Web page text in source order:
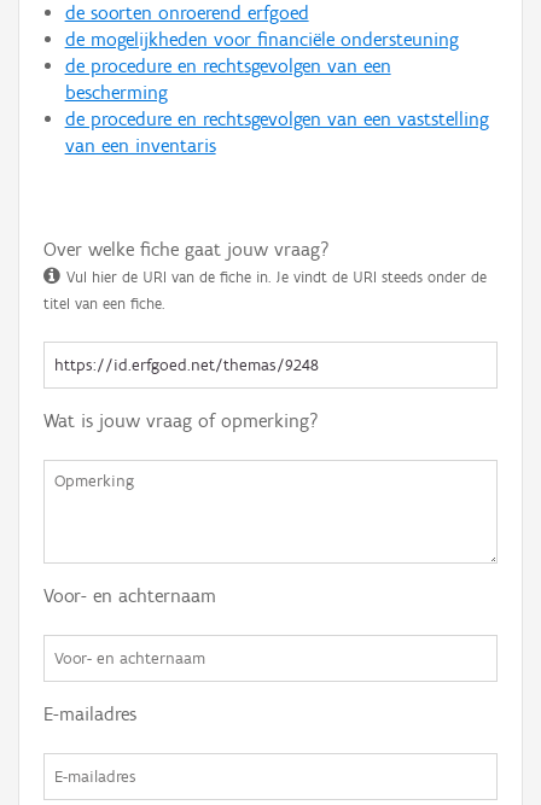
de soorten onroerend erfgoed
de mogelijkheden voor financiële ondersteuning
de procedure en rechtsgevolgen van een
bescherming
de procedure en rechtsgevolgen van een vaststelling
van een inventaris
Over welke fiche gaat jouw vraag?
Vul hier de URI van de fiche in. Je vindt de URI steeds onder de
titel van een fiche.
Wat is jouw vraag of opmerking?
Voor- en achternaam
E-mailadres